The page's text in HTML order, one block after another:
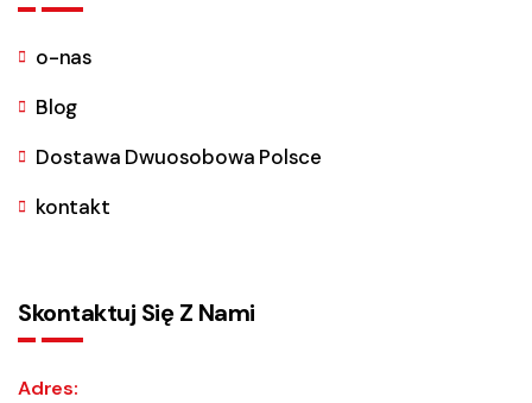
o-nas
Blog
Dostawa Dwuosobowa Polsce
kontakt
Skontaktuj Się Z Nami
Adres: